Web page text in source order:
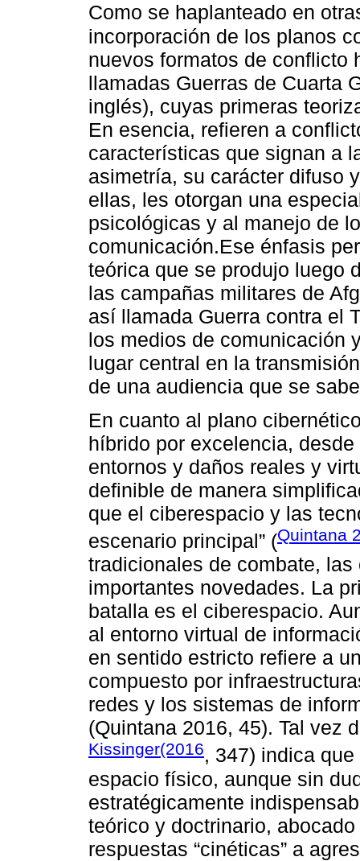
Como se haplanteado en
incorporación de los planos
nuevos formatos de conflicto
llamadas Guerras de Cuarta
inglés), cuyas primeras
En esencia, refieren a
características que signan a
asimetría, su carácter difuso
ellas, les otorgan una
psicológicas y al manejo de
comunicación.Ese énfasis
teórica que se produjo luego
las campañas militares de
así llamada Guerra contra el
los medios de comunicación
lugar central en la
de una audiencia que se
En cuanto al plano
híbrido por excelencia,
entornos y daños reales y
definible de manera
que el ciberespacio y las
escenario principal” (Quintana
tradicionales de combate,
importantes novedades. La
batalla es el ciberespacio.
al entorno virtual de
en sentido estricto refiere a
compuesto por
redes y los sistemas de
(Quintana 2016, 45). Tal vez
Kissinger(2016, 347) indica
espacio físico, aunque sin
estratégicamente
teórico y doctrinario,
respuestas “cinéticas” a